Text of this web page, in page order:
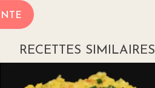
RECETTES SIMILAIRES